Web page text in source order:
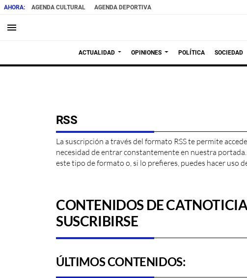
AGENDA CULTURAL AGENDA DEPORTIVA
menu
ACTUALIDAD OPINIONES POLÍTICA SOCIEDAD
RSS
La suscripción a través del formato RSSte permite
necesidad de entrar constantemente en nuestra
este tipo de formato o, si lo prefieres, puedes hacer uso
CONTENIDOS DE
SUSCRIBIRSE
ÚLTIMOS CONTENIDOS: